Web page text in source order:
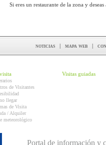
Si eres un restaurante de la zona y
noticias | mapa web |
de Visitantes
llegar
de Visita
/ Alquiler
meteorológico
Visitas guiadas
Portal de información y